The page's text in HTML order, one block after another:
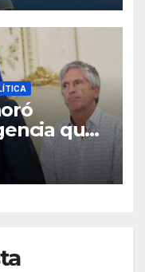
que
en